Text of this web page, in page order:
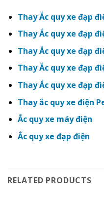
Thay Ắc quy xe đạp
Thay Ắc quy xe đạp
Thay Ắc quy xe đạp
Thay Ắc quy xe đạp
Thay Ắc quy xe đạp
Thay ắc quy xe điện
Ắc quy xe máy điện
Ắc quy xe đạp điện
RELATED PRODUCTS